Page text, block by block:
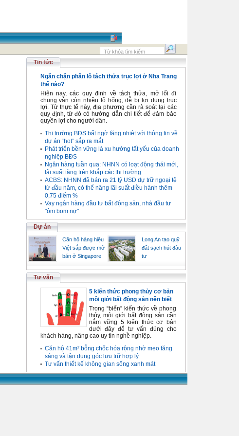
Tin tức
Ngăn chặn phân lô tách thửa trục lợi ở Nha Trang
thế nào?
Hiện nay, các quy định về tách thửa, mở lối đi
chung vẫn còn nhiều lổ hổng, dễ bị lợi dụng trục
lợi. Từ thực tế này, địa phương cần rà soát lại các
quy định, từ đó có hướng dẫn chi tiết để đảm bảo
quyền lợi cho người dân.
Thị trường BĐS bất ngờ tăng nhiệt với thông tin về
dự án “hot” sắp ra mắt
Phát triển bền vững là xu hướng tất yếu của doanh
nghiệp BĐS
Ngân hàng tuần qua: NHNN có loạt động thái mới,
lãi suất tăng trên khắp các thị trường
ACBS: NHNN đã bán ra 21 tỷ USD dự trữ ngoại tệ
từ đầu năm, có thể nâng lãi suất điều hành thêm
0,75 điểm %
Vay ngân hàng đầu tư bất động sản, nhà đầu tư
"ôm bom nợ"
Dự án
Căn hộ hàng hiệu
Việt sắp được mở
bán ở Singapore
Long An tạo quỹ
đất sạch hút đầu
tư
Tư vấn
5 kiến thức phong thủy cơ bản
môi giới bất động sản nên biết
Trong “biển” kiến thức về phong
thủy, môi giới bất động sản cần
nắm vững 5 kiến thức cơ bản
dưới đây để tư vấn đúng cho
khách hàng, nâng cao uy tín nghề nghiệp.
Căn hộ 41m² bỗng chốc hóa rộng nhờ mẹo tăng
sáng và tận dụng góc lưu trữ hợp lý
Tư vấn thiết kế không gian sống xanh mát